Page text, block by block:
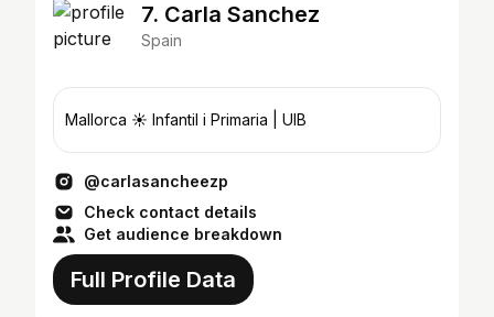
7. Carla Sanchez
Spain
Mallorca ☀️ Infantil i Primaria | UIB
@carlasancheezp
Check contact details
Get audience breakdown
Full Profile Data